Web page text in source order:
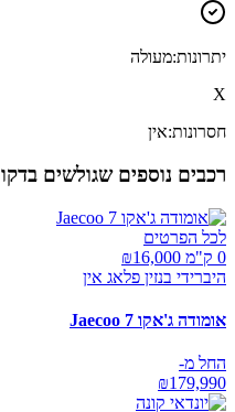
יתרונות:מעולה
X
חסרונות:אין
רכבים נוספים שגולשים בדקו
לכל הפרטים
0 ק"מ ₪
16,000
היברידי בנזין פלאג אין
אומודה ג'אקו Jaecoo 7
החל מ-
₪179,990